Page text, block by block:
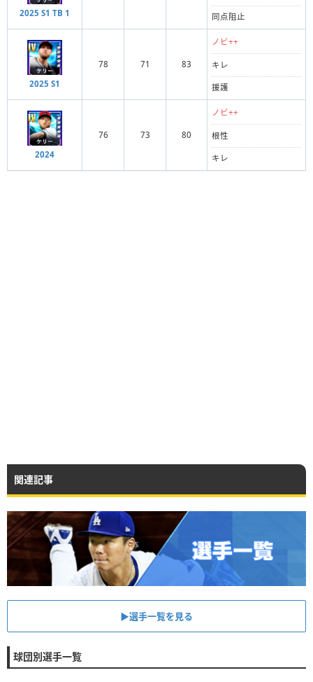
2025 S1 TB 1 同点阻止
2025 S1
78 71 83
ノビ++
キレ
援護
2024
76 73 80
ノビ++
根性
キレ
関連記事
▶︎選手一覧を見る
球団別選手一覧